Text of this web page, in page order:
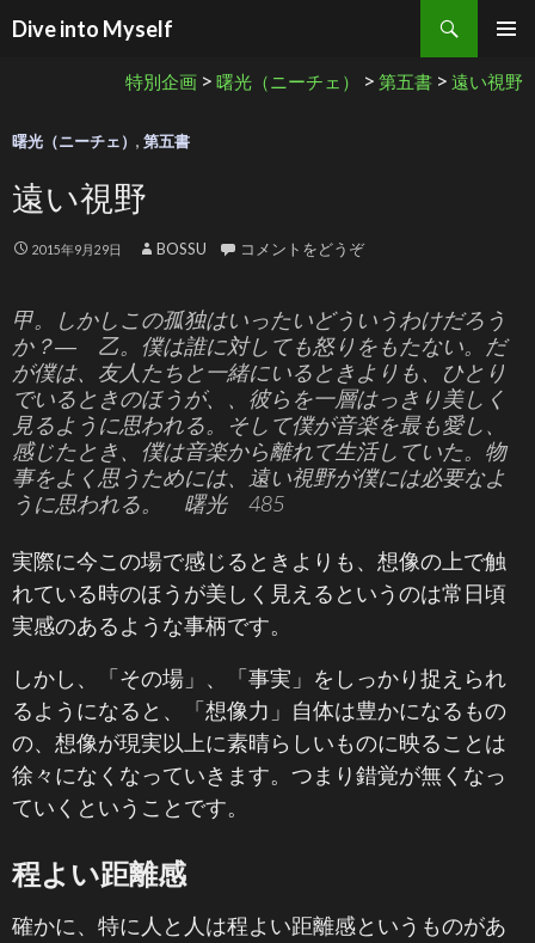
Dive into Myself
検索
特別企画 > 曙光（ニーチェ） > 第五書 > 遠い視野
曙光（ニーチェ） , 第五書
遠い視野
2015年9月29日 BOSSU コメントをどうぞ
甲。しかしこの孤独はいったいどういうわけだろう
か？― 乙。僕は誰に対しても怒りをもたない。だ
が僕は、友人たちと一緒にいるときよりも、ひとり
でいるときのほうが、、彼らを一層はっきり美しく
見るように思われる。そして僕が音楽を最も愛し、
感じたとき、僕は音楽から離れて生活していた。物
事をよく思うためには、遠い視野が僕には必要なよ
うに思われる。 曙光 485
実際に今この場で感じるときよりも、想像の上で触
れている時のほうが美しく見えるというのは常日頃
実感のあるような事柄です。
しかし、「その場」、「事実」をしっかり捉えられ
るようになると、「想像力」自体は豊かになるもの
の、想像が現実以上に素晴らしいものに映ることは
徐々になくなっていきます。つまり錯覚が無くなっ
ていくということです。
程よい距離感
確かに、特に人と人は程よい距離感というものがあ